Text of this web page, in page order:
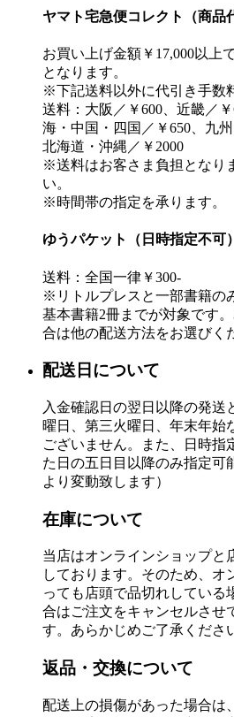
ヤマト宅急便コレクト（商品
お買い上げ金額￥17,000以上
となります。
※下記送料以外に代引き手数
送料：大阪／￥600、近畿／
海・中国・四国／￥650、九州
北海道・沖縄／￥2000
※送料はお客さま負担となり
い。
※時間帯の指定を承ります。
ゆうパケット（日時指定不可）
送料：全国一律￥300-
※リトルプレスと一部書籍の
基本書籍2冊までが対象です
合は他の配送方法をお選びく
配送日について
入金確認日の翌日以降の発送
曜日、第三火曜日、年末年始
ございません。また、日時指
た日の五日目以降のみ指定可
より変動致します）
在庫について
当店はオンラインショップと
しております。そのため、オ
っても店頭で品切れしている
合はご注文をキャンセルさせ
す。あらかじめご了承くださ
返品・交換について
配送上の損傷があった場合は